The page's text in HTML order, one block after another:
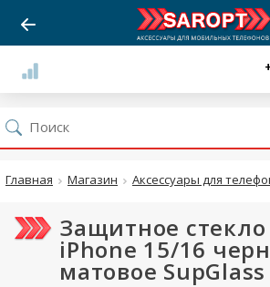
Главная Магазин Аксессуары для
Защитное
iPhone 15/16
матовое SupGlass